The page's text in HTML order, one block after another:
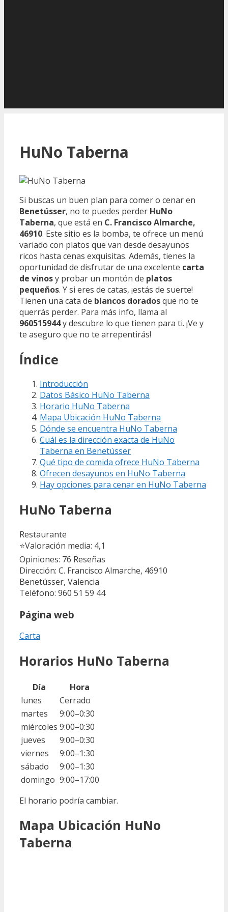
HuNo Taberna
Si buscas un buen plan para comer o cenar en
Benetússer, no te puedes perder HuNo
Taberna, que está en C. Francisco Almarche,
46910. Este sitio es la bomba, te ofrece un menú
variado con platos que van desde desayunos
ricos hasta cenas exquisitas. Además, tienes la
oportunidad de disfrutar de una excelente carta
de vinosy probar un montón de platos
pequeños. Y si eres de catas, ¡estás de suerte!
Tienen una cata de blancos doradosque no te
querrás perder. Para más info, llama al
960515944y descubre lo que tienen para ti. ¡Ve y
te aseguro que no te arrepentirás!
Índice
Introducción
Datos Básico HuNo Taberna
Horario HuNo Taberna
Mapa Ubicación HuNo Taberna
Dónde se encuentra HuNo Taberna
Cuál es la dirección exacta de HuNo
Taberna en Benetússer
Qué tipo de comida ofrece HuNo Taberna
Ofrecen desayunos en HuNo Taberna
Hay opciones para cenar en HuNo Taberna
HuNo Taberna
Restaurante
⭐Valoración media: 4,1
Opiniones: 76 Reseñas
Dirección: C. Francisco Almarche, 46910
Benetússer, Valencia
Teléfono: 960 51 59 44
Página web
Carta
Horarios HuNo Taberna
Día
Hora
lunes
Cerrado
martes
9:00–0:30
miércoles 9:00–0:30
jueves
9:00–0:30
viernes
9:00–1:30
sábado
9:00–1:30
domingo 9:00–17:00
El horario podría cambiar.
Mapa Ubicación HuNo
Taberna